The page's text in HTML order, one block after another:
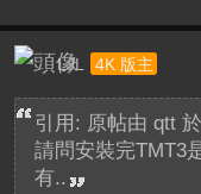
LJL 4K 版主
引用: 原帖由 qtt於
請問安裝完TMT3
有..